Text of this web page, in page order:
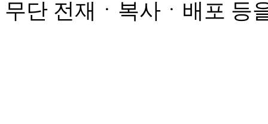
무단 전재ㆍ복사ㆍ배포 등